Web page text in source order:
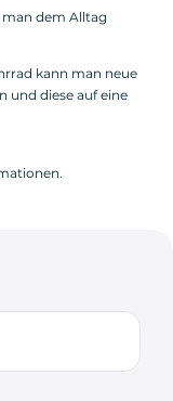
dem Alltag
kann man neue
und diese auf eine